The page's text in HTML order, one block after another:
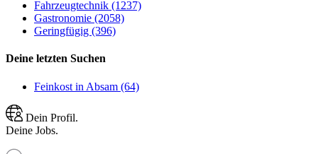
Fahrzeugtechnik (1237)
Gastronomie (2058)
Geringfügig (396)
Deine letzten Suchen
Feinkost in Absam (64)
Dein Profil.
Deine Jobs.